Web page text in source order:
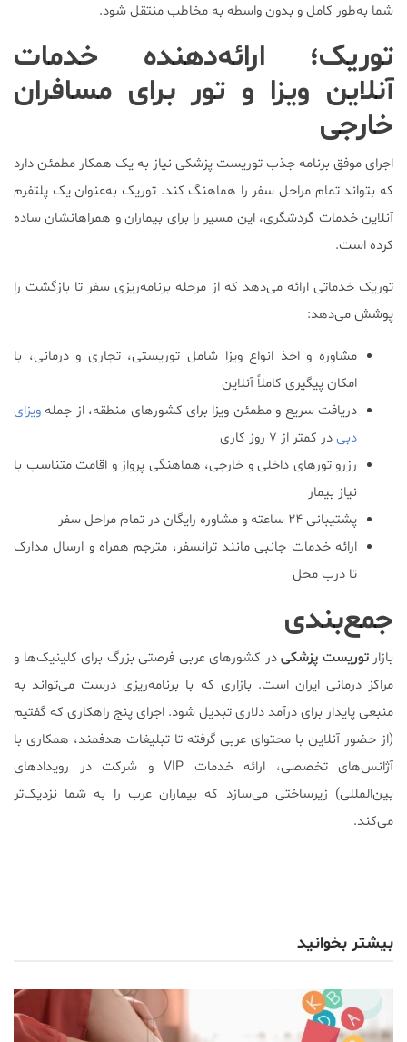
شما به‌طور کامل و بدون واسطه به مخاطب منتقل شود.
توریک؛ ارائه‌دهنده خدمات
آنلاین ویزا و تور برای مسافران
خارجی
اجرای موفق برنامه جذب توریست پزشکی نیاز به یک همکار مطمئن دارد
که بتواند تمام مراحل سفر را هماهنگ کند. توریک به‌عنوان یک پلتفرم
آنلاین خدمات گردشگری، این مسیر را برای بیماران و همراهانشان ساده
کرده است.
توریک خدماتی ارائه می‌دهد که از مرحله برنامه‌ریزی سفر تا بازگشت را
پوشش می‌دهد:
مشاوره و اخذ انواع ویزا شامل توریستی، تجاری و درمانی، با
امکان پیگیری کاملاً آنلاین
دریافت سریع و مطمئن ویزا برای کشورهای منطقه، از جملهویزای
دبیدر کمتر از ۷ روز کاری
رزرو تورهای داخلی و خارجی، هماهنگی پرواز و اقامت متناسب با
نیاز بیمار
پشتیبانی ۲۴ ساعته و مشاوره رایگان در تمام مراحل سفر
ارائه خدمات جانبی مانند ترانسفر، مترجم همراه و ارسال مدارک
تا درب محل
جمع‌بندی
بازارتوریست پزشکیدر کشورهای عربی فرصتی بزرگ برای کلینیک‌ها و
مراکز درمانی ایران است. بازاری که با برنامه‌ریزی درست می‌تواند به
منبعی پایدار برای درآمد دلاری تبدیل شود. اجرای پنج راهکاری که گفتیم
(از حضور آنلاین با محتوای عربی گرفته تا تبلیغات هدفمند، همکاری با
آژانس‌های تخصصی، ارائه خدمات VIP و شرکت در رویدادهای
بین‌المللی) زیرساختی می‌سازد که بیماران عرب را به شما نزدیک‌تر
می‌کند.
بیشتر بخوانید